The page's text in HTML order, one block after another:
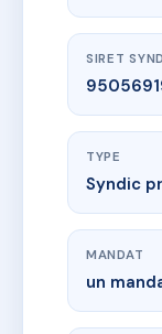
SIRET
TYPE
Syndic
MANDAT
un